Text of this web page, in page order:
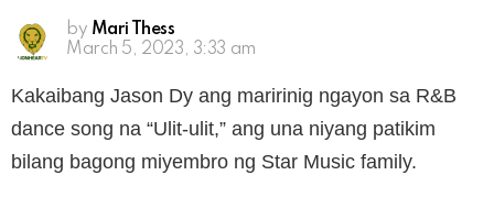
by Mari Thess
March 5, 2023, 3:33 am
Kakaibang Jason Dy ang maririnig ngayon sa R&B
dance song na “Ulit-ulit,” ang una niyang patikim
bilang bagong miyembro ng Star Music family.